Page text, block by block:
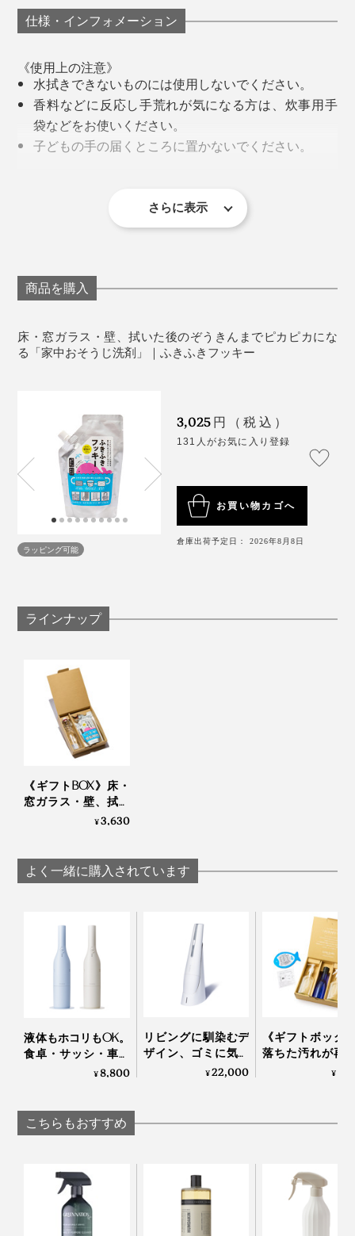
『ふきふきフッキー』1パック(300㎖)で、60回分の拭き
掃除ができる計算です。
天井、壁、ドア、窓ガラス、床はもちろん、照明器具や
スイッチパネル、窓サッシ、ブラインド、家具といった
住宅用洗剤をうたっていますが、外に置いてある車やバ
イクの洗浄もできるし、なんと、スマホやタブレットの
画面もピカピカに。
指がスルスル動いて、画面タッチの反応も、よくなった
ように感じます。
また、外部試験機関にて、帯電性も試験済み。「比較的
ふきフッキー』での掃除後は、ホコリがつきにくいので
す。
汚れがキレイになるし、掃除自体もラクだし、ぞうきん
掛けが、こんなに楽しくなるとは！
「♪ふきふきフッキー、きれいキレイ～」
でも、『ふきふきフッキー』は違った！
まりがちなテレビ台の裏を拭いてみました……一発で、
ぞうきんは真っ黒に。
ら、え！ぞうきんが白くなってる！！！
ふつうは、ホコリと同じ灰色になったぞうきんを洗っ
て、拭いてをくり返すたびに、どんどん黒くなっていき
ます。
でも、『ふきふきフッキー』の洗浄液で洗ったぞうきん
は、その後、フローリングの床、砂が溜まった窓サッシ
真っ白なぞうきんが蘇るたびに、「よし、次」と、自然
なんといっても、磨いた後の床や窓ガラスが、つややか
に光って、いい気分。
とくに窓ガラスは、正面からは気づかなかった、白いホ
コリや手垢汚れが、横から見た時に、浮き上がって見え
一掃（乾拭きすると、よりツヤが出るので、片手に濡れ
ぞうきん、もう片方の手に乾いたぞうきんの“二刀流ス
タイル”がおすすめ！）
繊維クズも、ほとんど残らなかったし、なんといって
も、ガラスに広がっていた白い汚れが消えて、ひと皮剥
けたような美しさ。窓から見える木々の緑も、いきいき
して見えました。
仕様・インフォメーション
《使用上の注意》
水拭きできないものには使用しないでください。
香料などに反応し手荒れが気になる方は、炊事用手
袋などをお使いください。
子どもの手の届くところに置かないでください。
目に入ったり、飲み込んだ際は、すすぐ、水を飲
む、洗い流すなどの処置をして、異常がある場合は
《商品仕様》
品名：住宅用合成洗剤
液性：中性
オン）・ヤシ油脂肪酸アルカノールアミド※１］・香
料※２
製造国：日本
※１ MEAタイプのみ使用
※２ 香料に使用している精油（ベルガモット油）
さらに表示
商品を購入
床・窓ガラス・壁、拭いた後のぞうきんまでピカピカにな
る「家中おそうじ洗剤」｜ふきふきフッキー
ラッピング可能
3,025 円（税込）
131人がお気に入り登録
お買い物カゴへ
倉庫出荷予定日： 2026年8月8日
ラインナップ
《ギフトBOX》床・
窓ガラス・壁、拭い
た後のぞうきんまで
ふきふきフッキー
¥3,630
よく一緒に購入されています
液体もホコリもOK。
食卓・サッシ・車を
ささっとキレイにで
ーナー」｜récolte
¥8,800
リビングに馴染むデ
ザイン、ゴミに気づ
いたら即ハイパワー
¥22,000
《ギフトボック
落ちた汚れが再
しない、綿もカ
¥
こちらもおすすめ